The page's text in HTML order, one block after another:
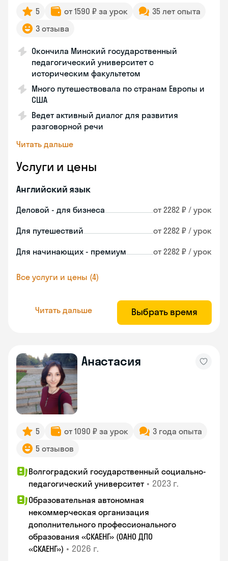
5 от 1590 ₽ за урок
35 лет опыта
3 отзыва
Окончила Минский государственный
педагогический университет с
историческим факультетом
Много путешествовала по странам Европы и
США
Ведет активный диалог для развития
разговорной речи
Читать дальше
Услуги и цены
Английский язык
Деловой - для бизнеса от 2282 ₽ / урок
Для путешествий от 2282 ₽ / урок
Для начинающих - премиум от 2282 ₽ / урок
Все услуги и цены (4)
Читать дальше Выбрать время
Анастасия
5 от 1090 ₽ за урок
3 года опыта
5 отзывов
Волгоградский государственный социально-
педагогический университет • 2023 г.
Образовательная автономная
некоммерческая организация
дополнительного профессионального
образования «СКАЕНГ» (ОАНО ДПО
«СКАЕНГ») • 2026 г.